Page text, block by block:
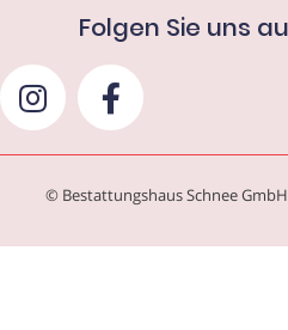
Folgen Sie uns
© Bestattungshaus Schnee